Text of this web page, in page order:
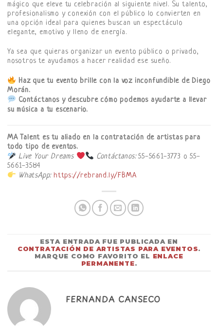
mágico que eleve tu celebración al siguiente nivel. Su talento,
profesionalismo y conexión con el público lo convierten en
una opción ideal para quienes buscan un espectáculo
elegante, emotivo y lleno de energía.
Ya sea que quieras organizar un evento público o privado,
nosotros te ayudamos a hacer realidad ese sueño.
Haz que tu evento brille con la voz inconfundible de Diego
Morán.
Contáctanos y descubre cómo podemos ayudarte a llevar
su música a tu escenario.
MA Talent es tu aliado en la contratación de artistas para
todo tipo de eventos.
Live Your Dreams
Contáctanos:55-5661-3773 o 55-
5661-3584
WhatsApp: https://rebrand.ly/FBMA
ESTA ENTRADA FUE PUBLICADA EN
CONTRATACIÓN DE ARTISTAS PARA EVENTOS.
MARQUE COMO FAVORITO EL ENLACE
PERMANENTE.
FERNANDA CANSECO